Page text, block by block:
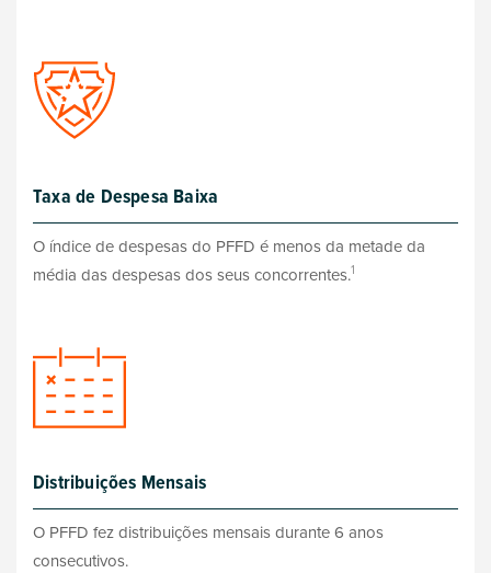
Taxa de Despesa Baixa
O índice de despesas do PFFD é menos da metade da
média das despesas dos seus concorrentes.1
Distribuições Mensais
O PFFD fez distribuições mensais durante 6 anos
consecutivos.